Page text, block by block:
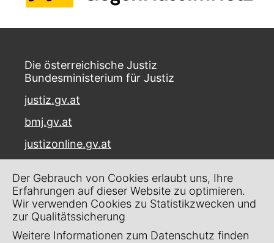
Die österreichische Justiz
Bundesministerium für Justiz
justiz.gv.at
bmj.gv.at
justizonline.gv.at
Museumstraße 7
1070 Wien
Kontakt
Impressum
Der Gebrauch von Cookies erlaubt uns, Ihre
Erfahrungen auf dieser Website zu optimieren.
Wir verwenden Cookies zu Statistikzwecken und
zur Qualitätssicherung
Weitere Informationen zum Datenschutz finden